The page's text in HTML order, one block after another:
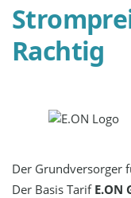
Rachtig
Der Grundversorger
Der Basis Tarif E.ON